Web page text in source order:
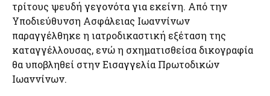
τρίτους ψευδή γεγονότα για εκείνη. Από την
Υποδιεύθυνση Ασφάλειας Ιωαννίνων
παραγγέλθηκε η ιατροδικαστική εξέταση της
καταγγέλλουσας, ενώ η σχηματισθείσα δικογραφία
θα υποβληθεί στην Εισαγγελία Πρωτοδικών
Ιωαννίνων.